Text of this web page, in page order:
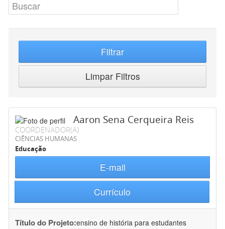
Filtrar
Limpar Filtros
Aaron Sena Cerqueira Reis
COORDENADOR(A)
CIÊNCIAS HUMANAS
Educação
E-mail
Currículo
Título do Projeto:ensino de história para estudantes